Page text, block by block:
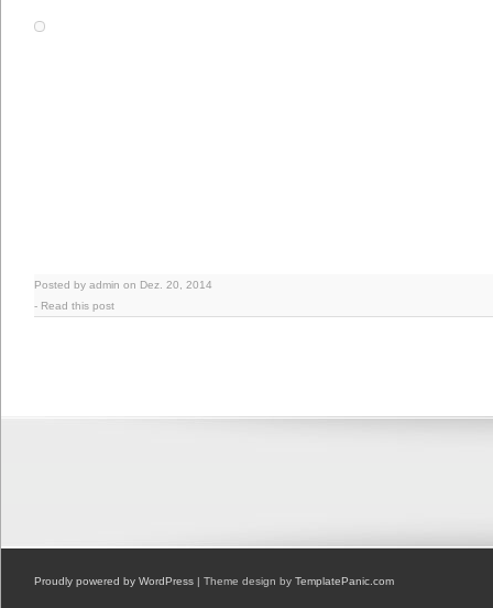
Posted by admin on Dez. 20, 2014
- Read this post
Proudly powered by WordPress | Theme design by TemplatePanic.com